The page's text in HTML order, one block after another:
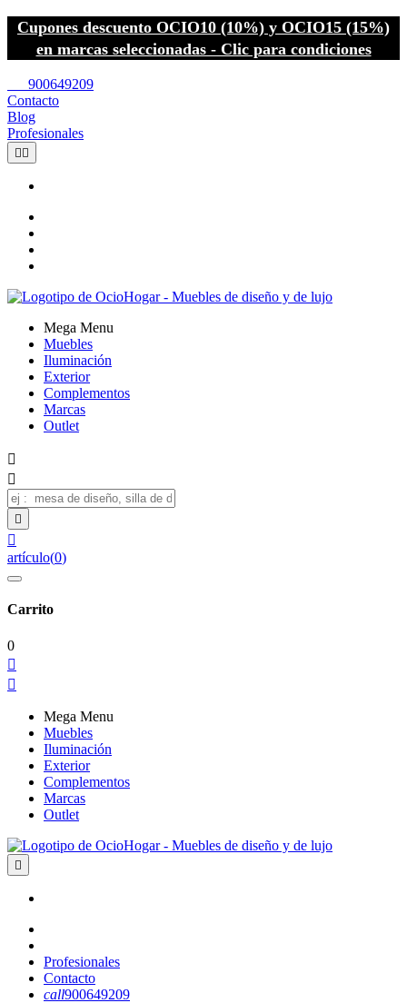
Cupones descuento OCIO10 (10%) y OCIO15 (15%)
en marcas seleccionadas - Clic para condiciones
900649209
Contacto
Blog
Profesionales
 
Mega Menu
Muebles
Iluminación
Exterior
Complementos
Marcas
Outlet




artículo(0)
Carrito
0


Mega Menu
Muebles
Iluminación
Exterior
Complementos
Marcas
Outlet

Profesionales
Contacto
call900649209